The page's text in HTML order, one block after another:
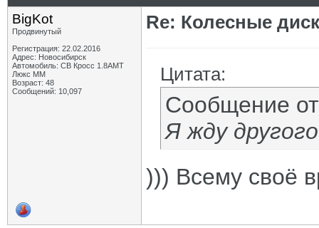
BigKot
Продвинутый
Регистрация: 22.02.2016
Адрес: Новосибирск
Автомобиль: СВ Кросс 1.8АМТ
Люкс ММ
Возраст: 48
Сообщений: 10,097
Re: Колесные
Цитата:
Сообщение
Я жду
))) Всему своё